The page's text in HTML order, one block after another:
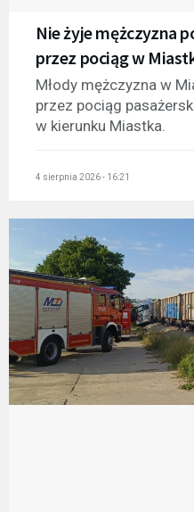
Nie żyje mężczyzna
przez pociąg w
Młody mężczyzna w
przez pociąg
w kierunku Miastka.
4 sierpnia 2026 - 16:21